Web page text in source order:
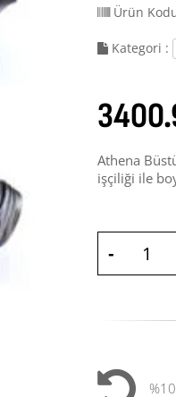
Ürün
Kategori :
Athena
işçiliği ile
-